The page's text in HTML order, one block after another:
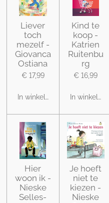
Liever
toch
mezelf -
Giovanca
Ostiana
€ 17,99
In winkelwagen
Kind te
koop -
Katrien
Ruitenbu
rg
€ 16,99
In
Hier
woon ik -
Nieske
Selles-
Je hoeft
niet te
kiezen -
Nieske